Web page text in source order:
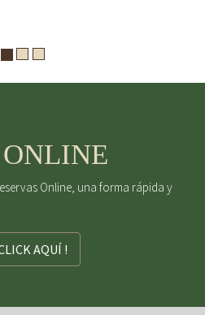
ONLINE
Online, una forma rápida y
AQUÍ !